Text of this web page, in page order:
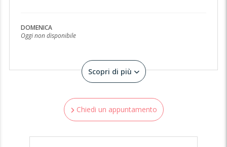
DOMENICA
Oggi non disponibile
Scopri di più
Chiedi un appuntamento